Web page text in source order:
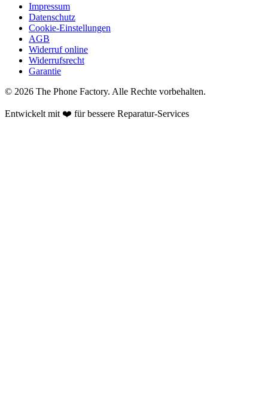
Impressum
Datenschutz
Cookie-Einstellungen
AGB
Widerruf online
Widerrufsrecht
Garantie
© 2026 The Phone Factory. Alle Rechte vorbehalten.
Entwickelt mit ❤️ für bessere Reparatur-Services